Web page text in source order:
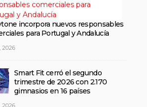
incorpora nuevos responsables
para Portugal y Andalucía
2026
Smart Fit cerró el segundo
trimestre de 2026 con 2.170
gimnasios en 16 países
2026